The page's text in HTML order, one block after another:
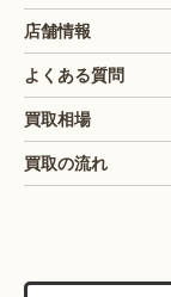
店舗情報
よくある質問
買取相場
買取の流れ